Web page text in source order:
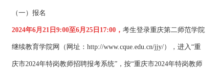
（一）报名
2024年6月21日9:00至6月25日17:00， 考生登录重庆第二师范学院
继续教育学院网（网址：http://www.cque.edu.cn/jjy/），进入“重
庆市2024年特岗教师招聘报考系统”，按“重庆市2024年特岗教师